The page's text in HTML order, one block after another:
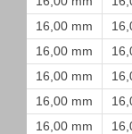
16,00 mm
16,00 mm
16,00 mm
16,00 mm
16,00 mm